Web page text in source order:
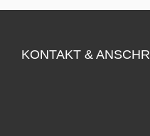
KONTAKT &